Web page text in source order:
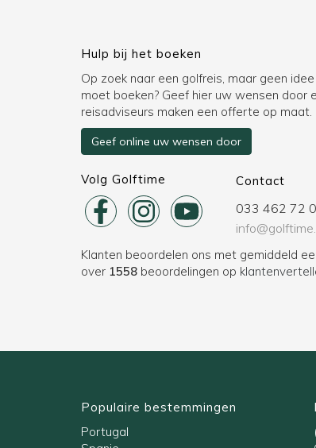
Hulp bij het boeken
Op zoek naar een golfreis, maar geen
moet boeken? Geef hier uw wensen door
reisadviseurs maken een offerte op maat.
Geef online uw wensen door
Volg Golftime Contact
033 462 72
Klanten beoordelen ons met gemiddeld
over 1558 beoordelingen op
Populaire bestemmingen
Portugal